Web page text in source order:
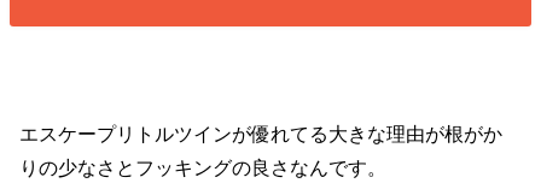
エスケープリトルツインが優れてる大きな理由が根がか
りの少なさとフッキングの良さなんです。